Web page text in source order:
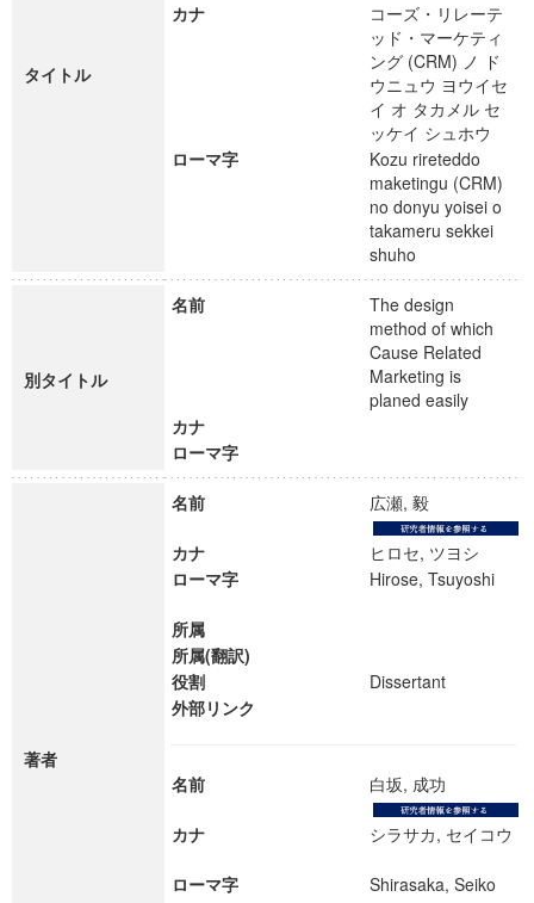
タイトル
カナ
コーズ・リレーテ
ッド・マーケティ
ング (CRM) ノ ド
ウニュウ ヨウイセ
イ オ タカメル セ
ッケイ シュホウ
ローマ字
Kozu rireteddo
maketingu (CRM)
no donyu yoisei o
takameru sekkei
shuho
別タイトル
名前
The design
method of which
Cause Related
Marketing is
planed easily
カナ
ローマ字
著者
名前 広瀬, 毅
カナ
ヒロセ, ツヨシ
ローマ字
Hirose, Tsuyoshi
所属
所属(翻訳)
役割
Dissertant
外部リンク
名前 白坂, 成功
カナ シラサカ, セイコウ
ローマ字 Shirasaka, Seiko